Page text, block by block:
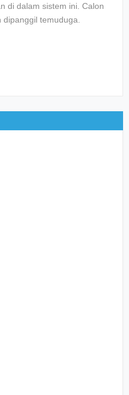
di dalam sistem ini. Calon
dipanggil temuduga.